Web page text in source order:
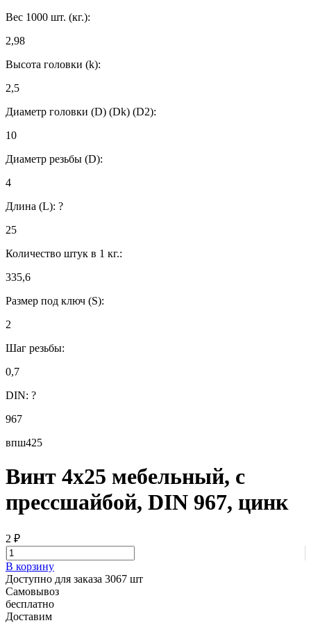
Вес 1000 шт. (кг.):
2,98
Высота головки (k):
2,5
Диаметр головки (D) (Dk) (D2):
10
Диаметр резьбы (D):
4
Длина (L): ?
25
Количество штук в 1 кг.:
335,6
Размер под ключ (S):
2
Шаг резьбы:
0,7
DIN: ?
967
впш425
Винт 4х25 мебельный, с
прессшайбой, DIN 967, цинк
2 ₽
В корзину
Доступно для заказа 3067 шт
Самовывоз
бесплатно
Доставим